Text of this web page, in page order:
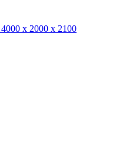
х 2000 х 2100